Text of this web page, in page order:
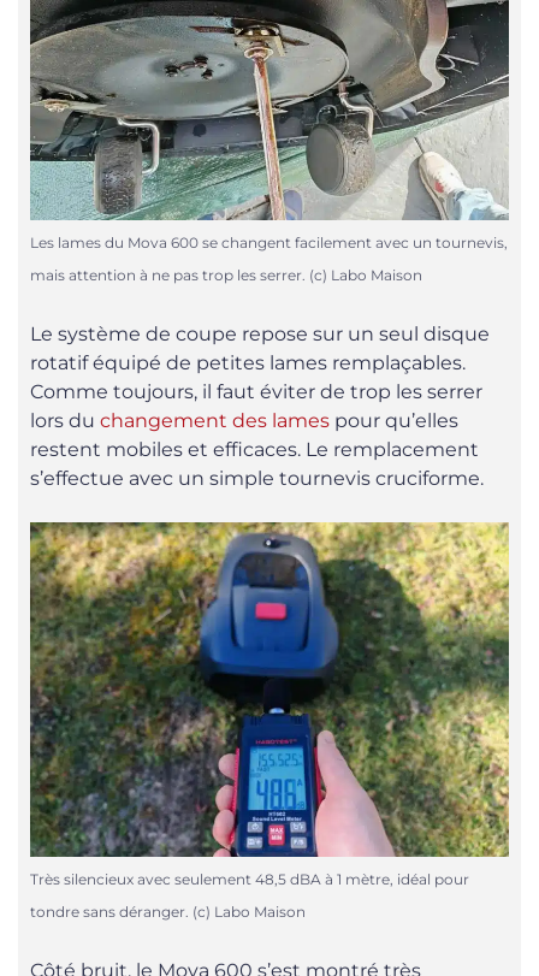
Les lames du Mova 600 se changent facilement avec un tournevis,
mais attention à ne pas trop les serrer. (c) Labo Maison
Le système de coupe repose sur un seul disque
rotatif équipé de petites lames remplaçables.
Comme toujours, il faut éviter de trop les serrer
lors du changement des lames pour qu’elles
restent mobiles et efficaces. Le remplacement
s’effectue avec un simple tournevis cruciforme.
Très silencieux avec seulement 48,5 dBA à 1 mètre, idéal pour
tondre sans déranger. (c) Labo Maison
Côté bruit, le Mova 600 s’est montré très